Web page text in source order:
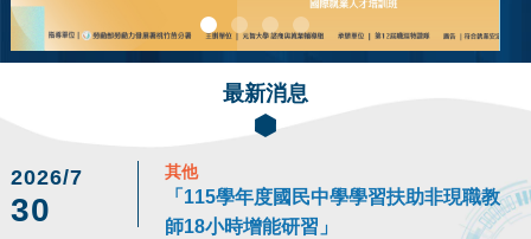
最新消息
2026/7
30
其他
「115學年度國民中學學習扶助非現職教
師18小時增能研習」